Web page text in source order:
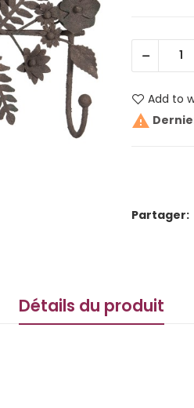
Add to

Partager:
Détails du produit